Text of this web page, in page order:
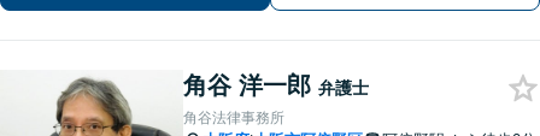
角谷 洋一郎 弁護士
角谷法律事務所